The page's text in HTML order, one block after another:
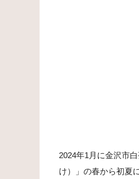
2024年1月に金沢市
け）」の春から初夏